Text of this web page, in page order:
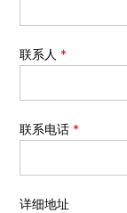
联系人 *
联系电话 *
详细地址